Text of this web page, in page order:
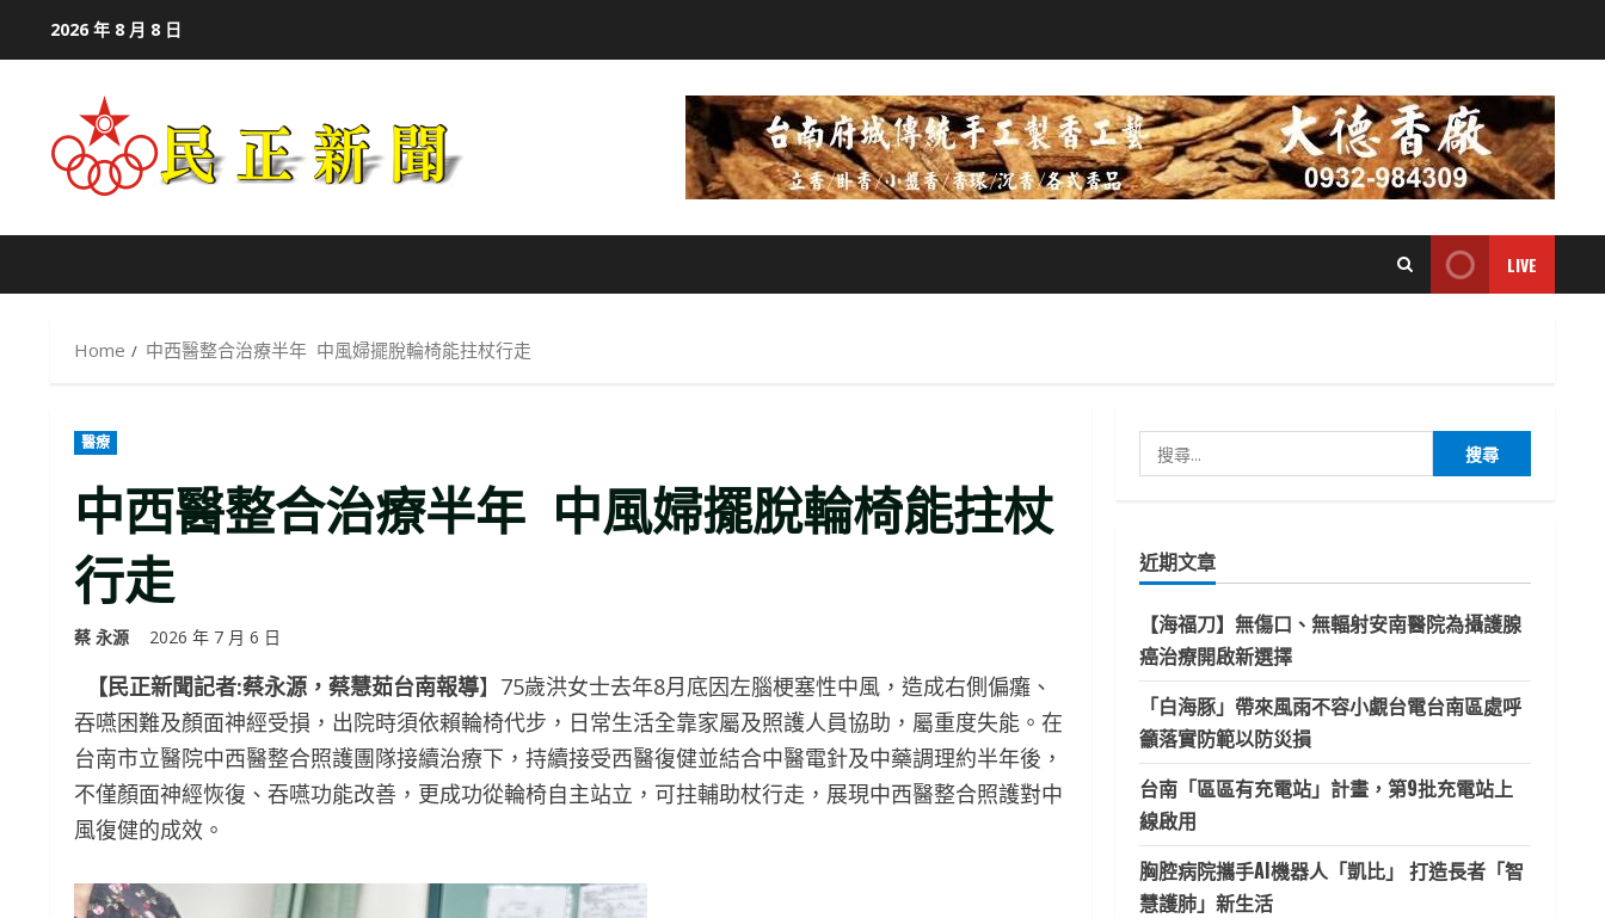
2026 年 8 月 8 日
LIVE
Home 中西醫整合治療半年 中風婦擺脫輪椅能拄杖行走
醫療
中西醫整合治療半年 中風婦擺脫輪椅能拄杖
行走
蔡 永源 2026 年 7 月 6 日
【民正新聞記者:蔡永源，蔡慧茹台南報導】75歲洪女士去年8月底因左腦梗塞性中風，造成右側偏癱、
吞嚥困難及顏面神經受損，出院時須依賴輪椅代步，日常生活全靠家屬及照護人員協助，屬重度失能。在
台南市立醫院中西醫整合照護團隊接續治療下，持續接受西醫復健並結合中醫電針及中藥調理約半年後，
不僅顏面神經恢復、吞嚥功能改善，更成功從輪椅自主站立，可拄輔助杖行走，展現中西醫整合照護對中
風復健的成效。
尋
字:
近期文章
【海福刀】無傷口、無輻射安南醫院為攝護腺
癌治療開啟新選擇
「白海豚」帶來風雨不容小覷台電台南區處呼
籲落實防範以防災損
台南「區區有充電站」計畫，第9批充電站上
線啟用
胸腔病院攜手AI機器人「凱比」 打造長者「智
慧護肺」新生活